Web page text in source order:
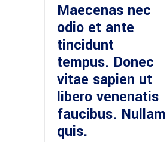
Maecenas nec
odio et ante
tincidunt
tempus. Donec
vitae sapien ut
libero venenatis
faucibus. Nullam
quis.